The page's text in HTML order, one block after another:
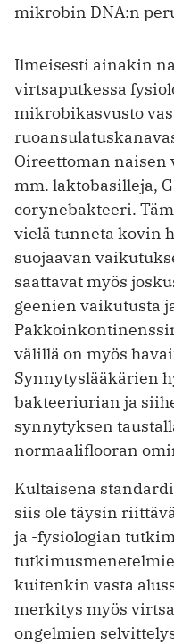
mikrobin DNA:n
Ilmeisesti ainakin
virtsaputkessa
mikrobikasvusto
Oireettoman naisen
mm. laktobasilleja,
corynebakteeri.
vielä tunneta kovin
suojaavan
saattavat myös
geenien vaikutusta
välillä on myös
Synnytyslääkärien
bakteeriurian ja
synnytyksen
normaaliflooran
Kultaisena
siis ole täysin
ja -fysiologian
kuitenkin vasta
merkitys myös
ongelmien